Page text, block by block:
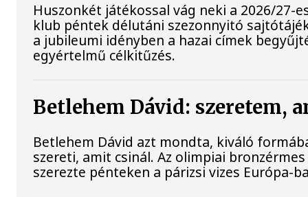
Huszonkét játékossal vág neki a 2026/27-
klub péntek délutáni szezonnyitó
a jubileumi idényben a hazai címek
egyértelmű célkitűzés.
Betlehem Dávid: szeretem,
Betlehem Dávid azt mondta, kiváló
szereti, amit csinál. Az olimpiai
szerezte pénteken a párizsi vizes Európa-